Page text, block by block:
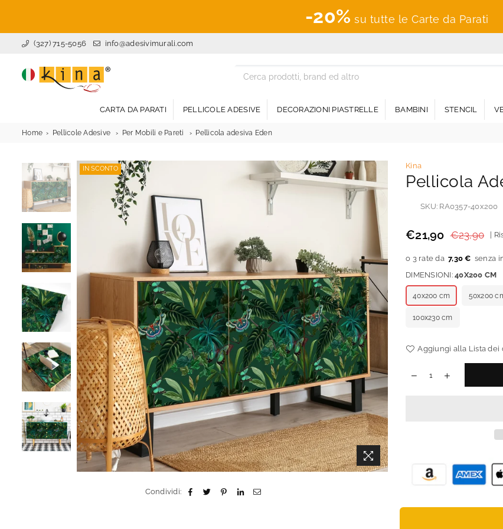
-20% su tutte le Carte da Parati
(327) 715-5056 info@adesivimurali.com
CARTA DA PARATI PELLICOLE ADESIVE DECORAZIONI PIASTRELLE BAMBINI STENCIL
Home Pellicole Adesive Per Mobili e Pareti Pellicola adesiva Eden
IN SCONTO
Condividi:
Kina
Pellicola
SKU: RA0357-40x200
Prezzo
€21,90 €23,90
7,30 €
DIMENSIONI:40X200 CM
40x200 cm 50x200
100x230 cm
Aggiungi alla Lista dei